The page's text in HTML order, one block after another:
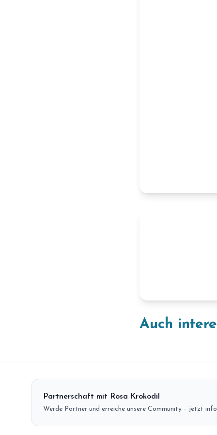
Auch
Partnerschaft mit Rosa Krokodil
Werde Partner und erreiche unsere Community – jetzt